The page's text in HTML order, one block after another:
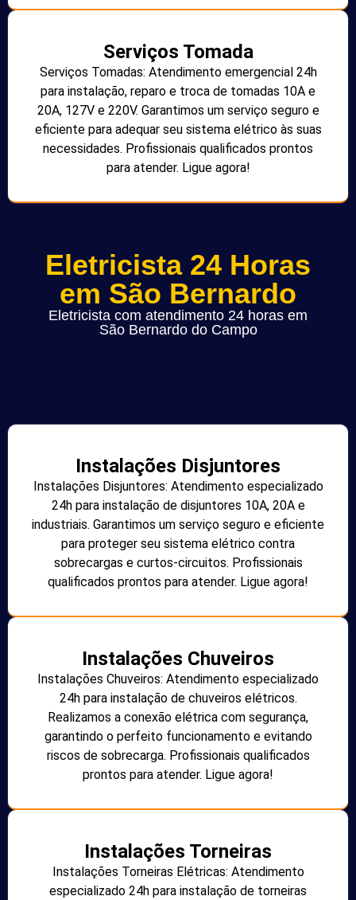
Serviços Tomada
Serviços Tomadas: Atendimento emergencial 24h
para instalação, reparo e troca de tomadas 10A e
20A, 127V e 220V. Garantimos um serviço seguro e
eficiente para adequar seu sistema elétrico às suas
necessidades. Profissionais qualificados prontos
para atender. Ligue agora!
Eletricista 24 Horas
em São Bernardo
Eletricista com atendimento 24 horas em
São Bernardo do Campo
Instalações Disjuntores
Instalações Disjuntores: Atendimento especializado
24h para instalação de disjuntores 10A, 20A e
industriais. Garantimos um serviço seguro e eficiente
para proteger seu sistema elétrico contra
sobrecargas e curtos-circuitos. Profissionais
qualificados prontos para atender. Ligue agora!
Instalações Chuveiros
Instalações Chuveiros: Atendimento especializado
24h para instalação de chuveiros elétricos.
Realizamos a conexão elétrica com segurança,
garantindo o perfeito funcionamento e evitando
riscos de sobrecarga. Profissionais qualificados
prontos para atender. Ligue agora!
Instalações Torneiras
Instalações Torneiras Elétricas: Atendimento
especializado 24h para instalação de torneiras